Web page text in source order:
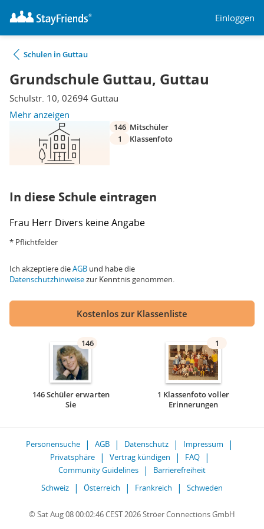
Einloggen
Schulen in Guttau
Grundschule Guttau, Guttau
Schulstr. 10, 02694 Guttau
Mehr anzeigen
146 Mitschüler
1
Klassenfoto
In diese Schule eintragen
Frau Herr Divers keine Angabe
* Pflichtfelder
Ich akzeptiere dieAGB und habe die
Datenschutzhinweisezur Kenntnis genommen.
Kostenlos zur Klassenliste
146
146 Schüler erwarten
Sie
1
1 Klassenfoto voller
Erinnerungen
Personensuche AGB Datenschutz
Impressum
Privatsphäre
Vertrag kündigen
FAQ
Community Guidelines
Barrierefreiheit
Schweiz
Österreich Frankreich Schweden
© Sat Aug 08 00:02:46 CEST 2026 Ströer Connections GmbH